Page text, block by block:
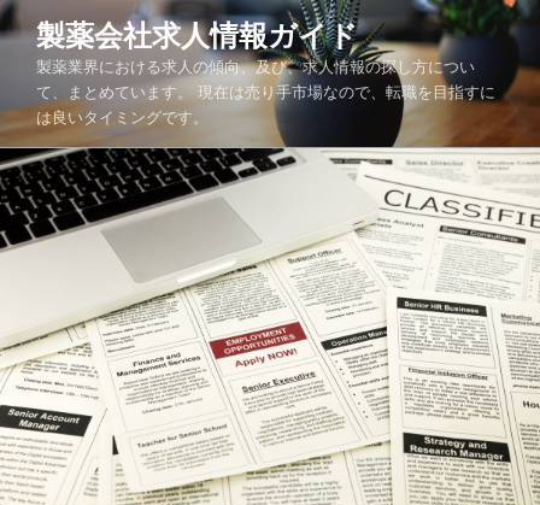
コ
ン
ツ
へ
ス
キ
ッ
製薬会社求人情報ガイド
製薬業界における求人の傾向、及び、求人情報の探し方につい
て、まとめています。 現在は売り手市場なので、転職を目指すに
は良いタイミングです。